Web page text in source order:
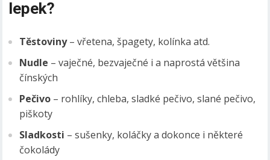
lepek?
Těstoviny– vřetena, špagety, kolínka atd.
Nudle – vaječné, bezvaječné i a naprostá většina
čínských
Pečivo – rohlíky, chleba, sladké pečivo, slané pečivo,
piškoty
Sladkosti – sušenky, koláčky a dokonce i některé
čokolády